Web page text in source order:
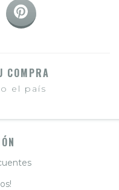
COMPRA
el país